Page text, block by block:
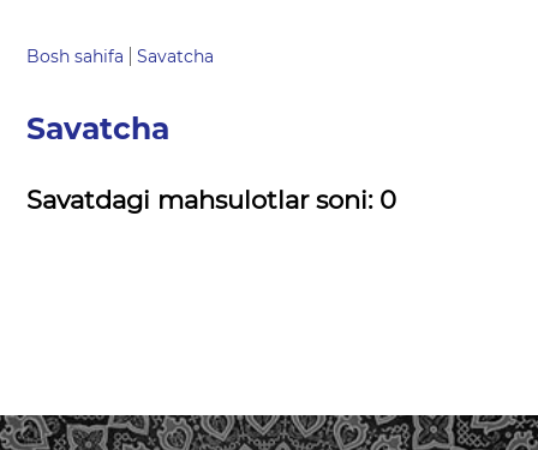
Bosh sahifa Savatcha
Savatcha
Savatdagi mahsulotlar soni: 0